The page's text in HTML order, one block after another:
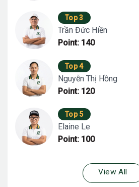
Top 3
Trần Đức Hiền
Point: 140
Top 4
Nguyễn Thị Hồng
Point: 120
Top 5
Elaine Le
Point: 100
View All